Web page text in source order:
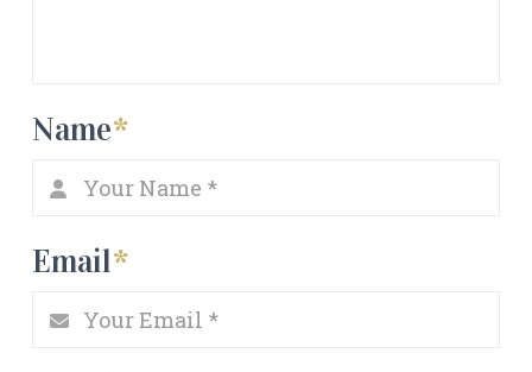
Name*
Email*